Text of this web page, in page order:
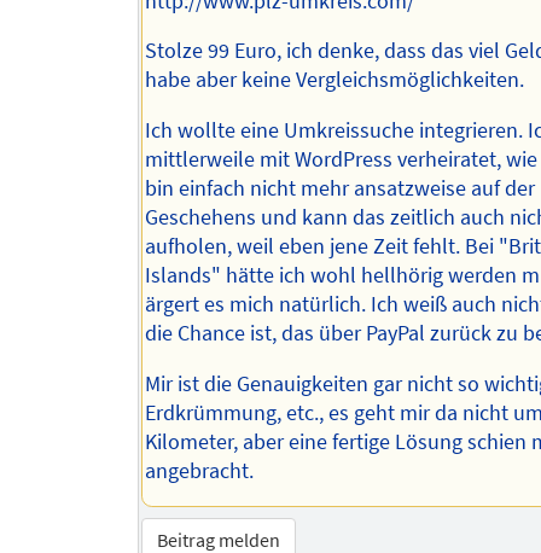
Stolze 99 Euro, ich denke, dass das viel
habe aber keine Vergleichsmöglichkeiten.
Ich wollte eine Umkreissuche integrieren.
mittlerweile mit WordPress verheiratet, wie
bin einfach nicht mehr ansatzweise auf der
Geschehens und kann das zeitlich auch
aufholen, weil eben jene Zeit fehlt. Bei
Islands" hätte ich wohl hellhörig werden
ärgert es mich natürlich. Ich weiß auch
die Chance ist, das über PayPal zurück zu
Mir ist die Genauigkeiten gar nicht so
Erdkrümmung, etc., es geht mir da nicht
Kilometer, aber eine fertige Lösung schien
angebracht.
Beitrag melden